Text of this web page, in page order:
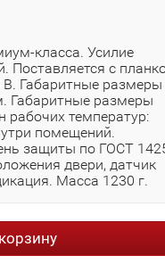
класса. Усилие
Поставляется с
Габаритные размеры
Габаритные размеры
рабочих температур:
помещений.
защиты по ГОСТ
двери, датчик
Масса 1230 г.